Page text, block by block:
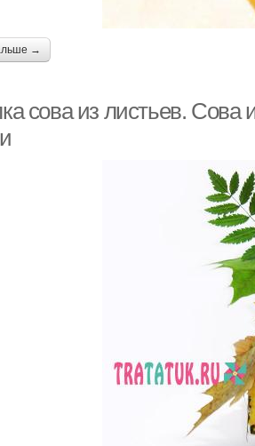
→
сова из листьев. Сова